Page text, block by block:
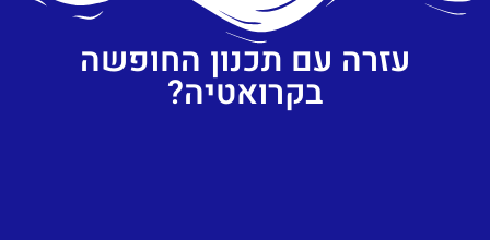
עזרה עם תכנון החופשה
בקרואטיה?